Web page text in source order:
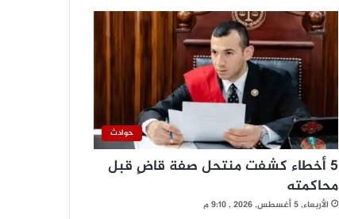
حوادث
5 أخطاء كشفت منتحل صفة قاضٍ قبل
محاكمته
الأربعاء, 5 أغسطس, 2026 , 9:10 م